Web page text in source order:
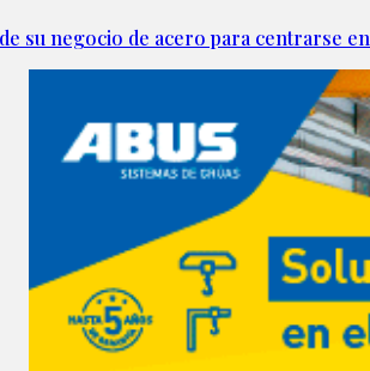
su negocio de acero para centrarse